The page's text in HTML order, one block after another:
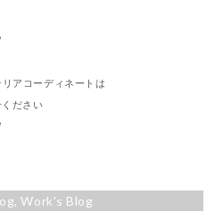
アコーディネートは
ださい
,Work's Blog